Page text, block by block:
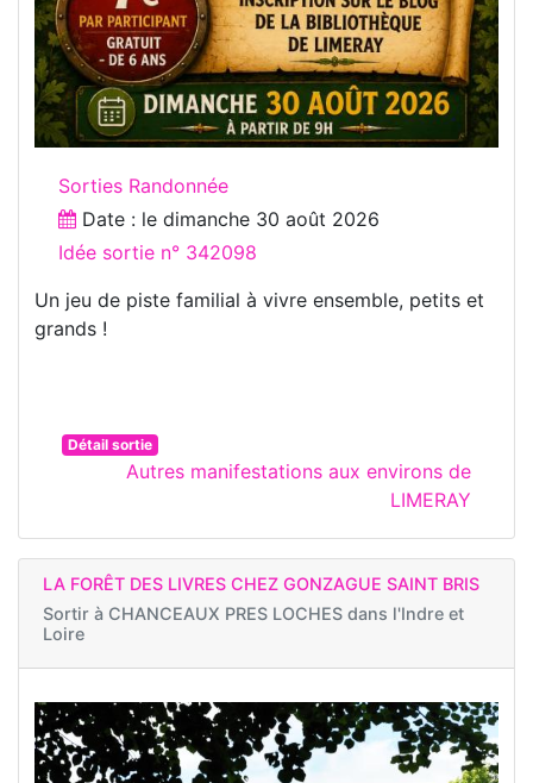
Sorties Randonnée
Date : le dimanche 30 août 2026
Idée sortie n° 342098
Un jeu de piste familial à vivre ensemble, petits et
grands !
Détail sortie
Autres manifestations aux environs de
LIMERAY
LA FORÊT DES LIVRES CHEZ GONZAGUE SAINT BRIS
Sortir à CHANCEAUX PRES LOCHES dans l'Indre et
Loire